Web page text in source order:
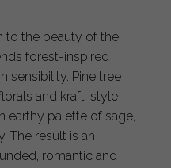
to the beauty of the
forest-inspired
sensibility. Pine tree
and kraft-style
earthy palette of sage,
The result is an
romantic and